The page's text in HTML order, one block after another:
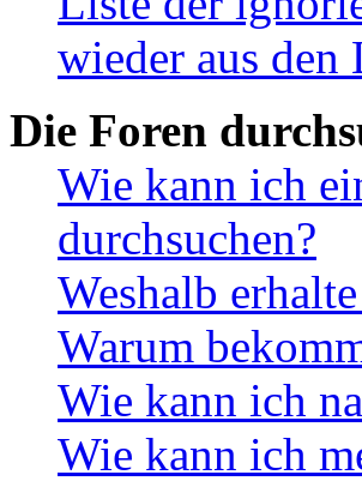
wieder aus den
Die Foren
Wie kann ich
durchsuchen?
Weshalb
Warum
Wie kann ich
Wie kann ich